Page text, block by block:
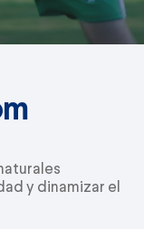
y dinamizar el